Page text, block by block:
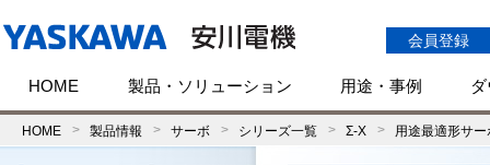
会員登録
HOME 製品・ソリューション 用途・事例
HOME 製品情報 サーボ シリーズ一覧 Σ-X 用途最適形サ